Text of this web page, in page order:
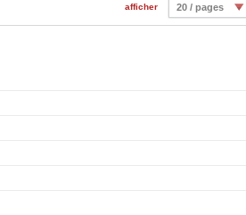
afficher 20 / pages